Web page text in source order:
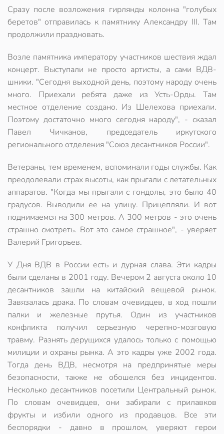
Сразу после возложения гирлянды колонна "голубых
беретов" отправилась к памятнику Александру III. Там
продолжили праздновать.
Возле памятника императору участников шествия ждал
концерт. Выступали не просто артисты, а сами ВДВ-
шники. "Сегодня выходной день, поэтому народу очень
много. Приехали ребята даже из Усть-Орды. Там
местное отделение создано. Из Шелехова приехали.
Поэтому достаточно много сегодня народу", - сказал
Павел Чичканов, председатель иркутского
регионального отделения "Союз десантников России".
Ветераны, тем временем, вспоминали годы службы. Как
преодолевали страх высоты, как прыгали с летательных
аппаратов. "Когда мы прыгали с гондолы, это было 40
градусов. Выводили ее на улицу. Прицепляли. И вот
поднимаемся на 300 метров. А 300 метров - это очень
страшно смотреть. Вот это самое страшное", - уверяет
Валерий Григорьев.
У Дня ВДВ в России есть и дурная слава. Эти кадры
были сделаны в 2001 году. Вечером 2 августа около 10
десантников зашли на китайский вещевой рынок.
Завязалась драка. По словам очевидцев, в ход пошли
палки и железные прутья. Один из участников
конфликта получил серьезную черепно-мозговую
травму. Разнять дерущихся удалось только с помощью
милиции и охраны рынка. А это кадры уже 2002 года.
Тогда день ВДВ, несмотря на предпринятые меры
безопасности, также не обошелся без инцидентов.
Несколько десантников посетили Центральный рынок.
По словам очевидцев, они забирали с прилавков
фрукты и избили одного из продавцов. Все эти
беспорядки - давно в прошлом, уверяют герои